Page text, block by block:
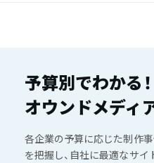
予算別でわかる！
オウンドメディ
各企業の予算に応じた制作
を把握し、自社に最適なサ